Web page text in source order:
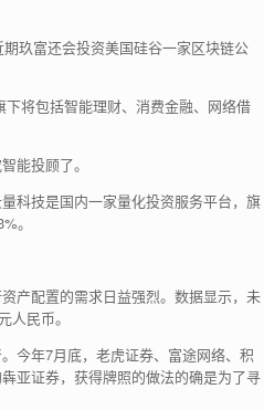
玖富还会投资美国硅谷一家区块链公
将包括智能理财、消费金融、网络借
能投顾了。
科技是国内一家量化投资服务平台，旗
。
产配置的需求日益强烈。数据显示，未
民币。
今年7月底，老虎证券、富途网络、积
亚证券，获得牌照的做法的确是为了寻